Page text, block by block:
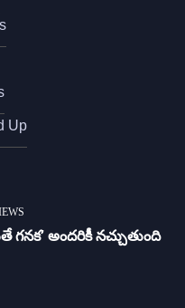
Up
గ‌న‌క‌’ అందరికీ నచ్చుతుంది